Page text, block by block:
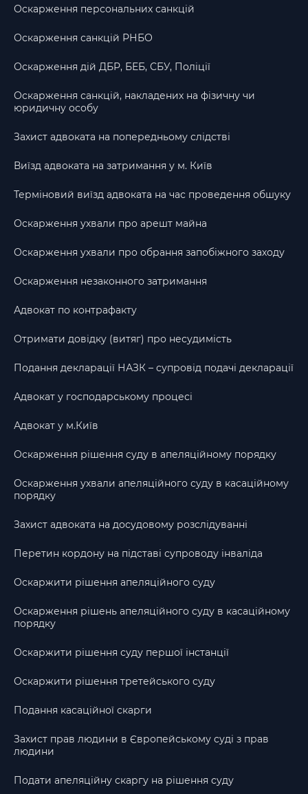
Оскарження персональних санкцій
Оскарження санкцій РНБО
Оскарження дій ДБР, БЕБ, СБУ, Поліції
Оскарження санкцій, накладених на фізичну чи
юридичну особу
Захист адвоката на попередньому слідстві
Виїзд адвоката на затримання у м. Київ
Терміновий виїзд адвоката на час проведення обшуку
Оскарження ухвали про арешт майна
Оскарження ухвали про обрання запобіжного заходу
Оскарження незаконного затримання
Адвокат по контрафакту
Отримати довідку (витяг) про несудимість
Подання декларації НАЗК – супровід подачі декларації
Адвокат у господарському процесі
Адвокат у м.Київ
Оскарження рішення суду в апеляційному порядку
Оскарження ухвали апеляційного суду в касаційному
порядку
Захист адвоката на досудовому розслідуванні
Перетин кордону на підставі супроводу інваліда
Оскаржити рішення апеляційного суду
Оскарження рішень апеляційного суду в касаційному
порядку
Оскаржити рішення суду першої інстанції
Оскаржити рішення третейського суду
Подання касаційної скарги
Захист прав людини в Європейському суді з прав
людини
Подати апеляційну скаргу на рішення суду